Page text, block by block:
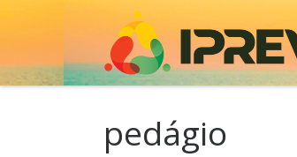
Skip to content
pedágio